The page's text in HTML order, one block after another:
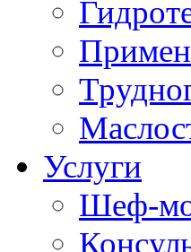
Услуги
Шеф-